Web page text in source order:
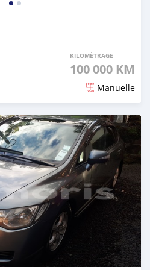
KILOMÉTRAGE
100 000 KM
Manuelle